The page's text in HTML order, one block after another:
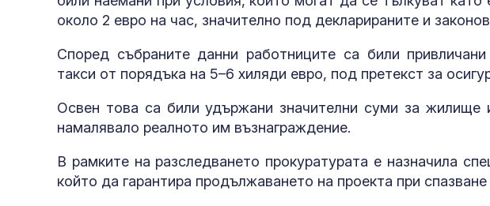
около 2 евро на час, значително под декларираните и
Според събраните данни работниците са били
такси от порядъка на 5–6 хиляди евро, под претекст за
Освен това са били удържани значителни суми за жилище
намалявало реалното им възнаграждение.
В рамките на разследването прокуратурата е назначила
който да гарантира продължаването на проекта при